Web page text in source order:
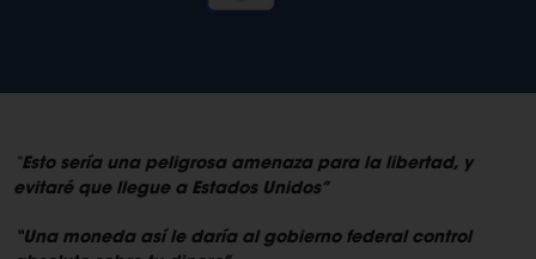
Esto sería una peligrosa amenaza para la libertad, y
evitaré que llegue a Estados Unidos”
“Una moneda así le daría al gobierno federal control